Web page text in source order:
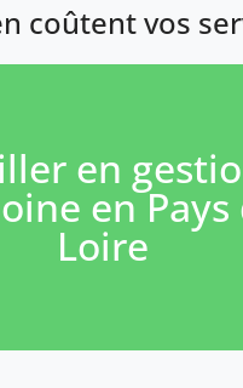
coûtent vos
en
en Pays
Loire